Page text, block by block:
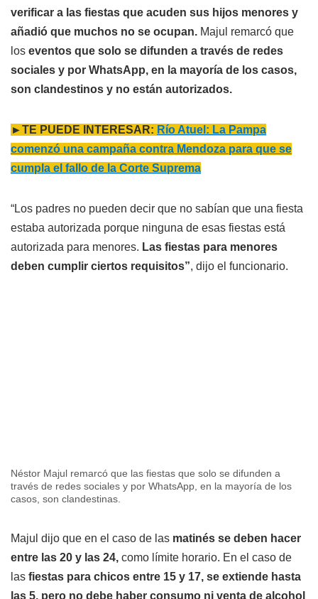
verificar a las fiestas que acuden sus hijos menores y
añadió que muchos no se ocupan. Majul remarcó que
los eventos que solo se difunden a través de redes
sociales y por WhatsApp, en la mayoría de los casos,
son clandestinos y no están autorizados.
►TE PUEDE INTERESAR: Río Atuel: La Pampa
comenzó una campaña contra Mendoza para que se
cumpla el fallo de la Corte Suprema
“Los padres no pueden decir que no sabían que una fiesta
estaba autorizada porque ninguna de esas fiestas está
autorizada para menores. Las fiestas para menores
deben cumplir ciertos requisitos”, dijo el funcionario.
Néstor Majul remarcó que las fiestas que solo se difunden a
través de redes sociales y por WhatsApp, en la mayoría de los
casos, son clandestinas.
Majul dijo que en el caso de las matinés se deben hacer
entre las 20 y las 24, como límite horario. En el caso de
las fiestas para chicos entre 15 y 17, se extiende hasta
las 5, pero no debe haber consumo ni venta de alcohol